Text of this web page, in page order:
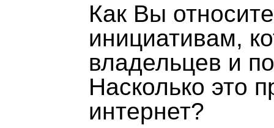
Как Вы
инициативам,
владельцев и
Насколько это
интернет?